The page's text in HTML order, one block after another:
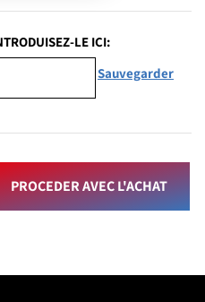
LE ICI:
Sauvegarder
PROCEDER AVEC L'ACHAT